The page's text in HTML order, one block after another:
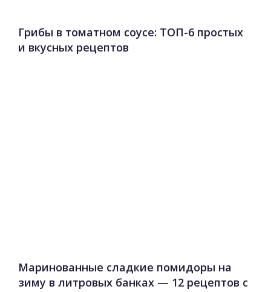
Грибы в томатном соусе: ТОП-6 простых
и вкусных рецептов
Маринованные сладкие помидоры на
зиму в литровых банках — 12 рецептов с